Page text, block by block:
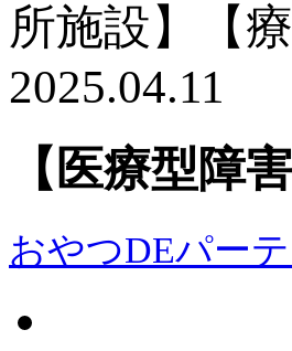
所施設】【
2025.04.11
【医療型障
おやつDEパー